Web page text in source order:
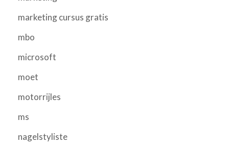
marketing cursus gratis
mbo
microsoft
moet
motorrijles
ms
nagelstyliste